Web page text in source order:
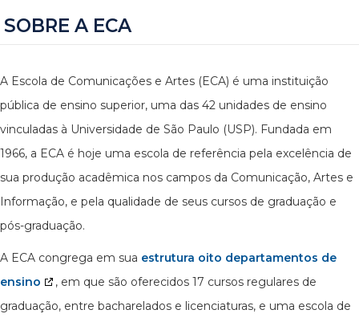
SOBRE A ECA
A Escola de Comunicações e Artes (ECA) é uma instituição
pública de ensino superior, uma das 42 unidades de ensino
vinculadas à Universidade de São Paulo (USP). Fundada em
1966, a ECA é hoje uma escola de referência pela excelência de
sua produção acadêmica nos campos da Comunicação, Artes e
Informação, e pela qualidade de seus cursos de graduação e
pós-graduação.
A ECA congrega em sua estrutura oito departamentos de
ensino
, em que são oferecidos 17 cursos regulares de
graduação, entre bacharelados e licenciaturas, e uma escola de